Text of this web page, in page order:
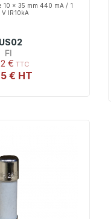
10 x 35 mm 440 mA / 1
IR10kA
FI
€
€